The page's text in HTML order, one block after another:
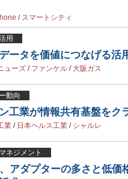
/ スマートシティ
用
ータを価値につなげる活
ューズ / ファンケル / 大阪ガス
動向
工業が情報共有基盤をク
業 / 日本ヘルス工業 / シャルレ
ネジメント
アダプターの多さと低価